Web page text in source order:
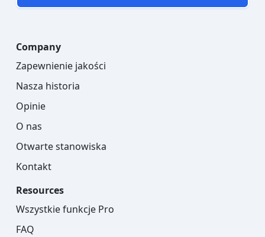
Company
Zapewnienie jakości
Nasza historia
Opinie
O nas
Otwarte stanowiska
Kontakt
Resources
Wszystkie funkcje Pro
FAQ